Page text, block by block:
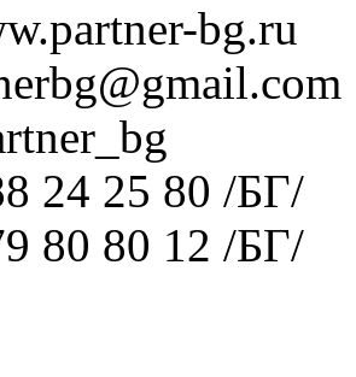
bg.ru
24 25 80 /БГ/
80 80 12 /БГ/